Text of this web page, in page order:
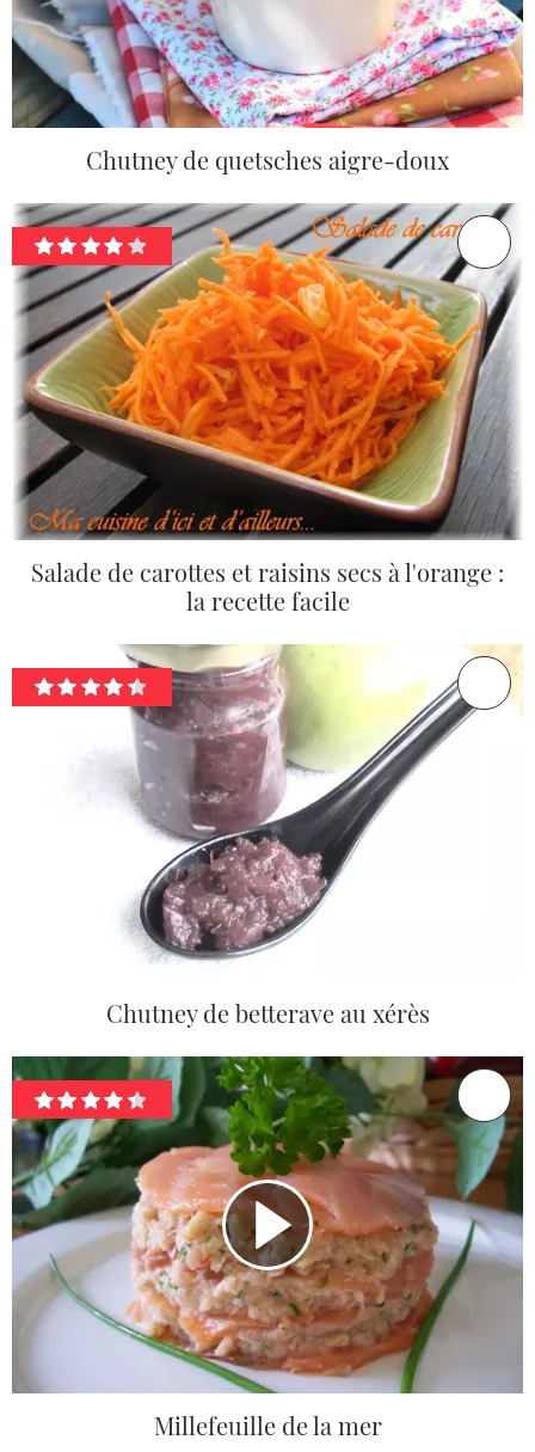
Chutney de quetsches aigre-doux
Salade de carottes et raisins secs à l'orange :
la recette facile
Chutney de betterave au xérès
Millefeuille de la mer